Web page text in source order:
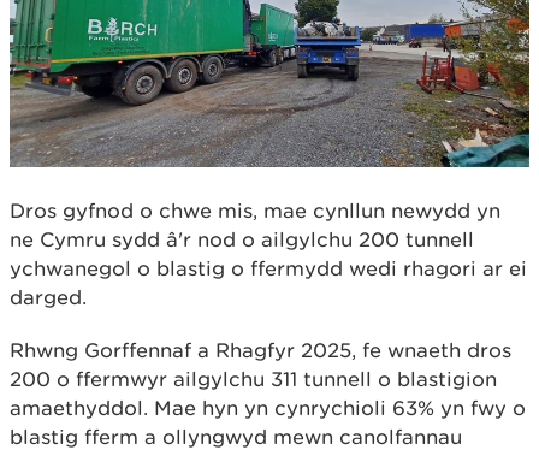
Dros gyfnod o chwe mis, mae cynllun newydd yn
ne Cymru sydd â'r nod o ailgylchu 200 tunnell
ychwanegol o blastig o ffermydd wedi rhagori ar ei
darged.
Rhwng Gorffennaf a Rhagfyr 2025, fe wnaeth dros
200 o ffermwyr ailgylchu 311 tunnell o blastigion
amaethyddol. Mae hyn yn cynrychioli 63% yn fwy o
blastig fferm a ollyngwyd mewn canolfannau